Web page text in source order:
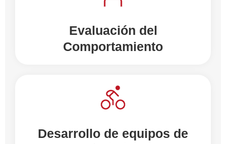
Evaluación del
Comportamiento
Desarrollo de equipos de